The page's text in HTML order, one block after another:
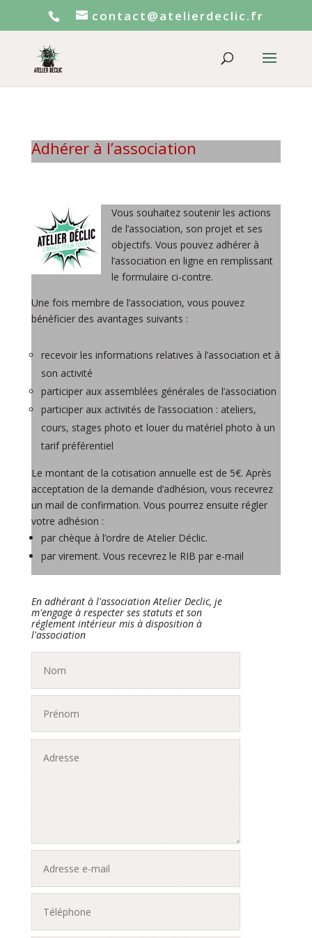
contact@atelierdeclic.fr
Adhérer à l’association
Vous souhaitez soutenir les actions
de l’association, son projet et ses
objectifs. Vous pouvez adhérer à
l’association en ligne en remplissant
le formulaire ci-contre.
Une fois membre de l’association, vous pouvez
bénéficier des avantages suivants :
recevoir les informations relatives à l’association et à
son activité
participer aux assemblées générales de l’association
participer aux activités de l’association : ateliers,
cours, stages photo et louer du matériel photo à un
tarif préférentiel
Le montant de la cotisation annuelle est de 5€. Après
acceptation de la demande d’adhésion, vous recevrez
un mail de confirmation. Vous pourrez ensuite régler
votre adhésion :
par chèque à l’ordre de Atelier Déclic.
par virement. Vous recevrez le RIB par e-mail
En adhérant à l'association Atelier Declic, je
m'engage à respecter ses statuts et son
réglement intérieur mis à disposition à
l'association